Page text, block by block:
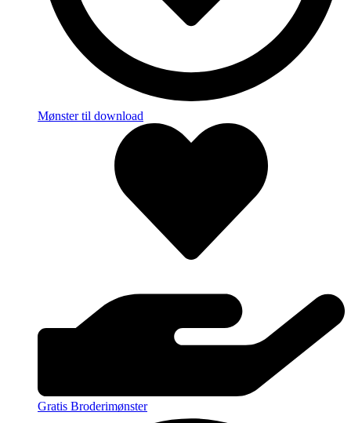
Mønster til download
Gratis Broderimønster